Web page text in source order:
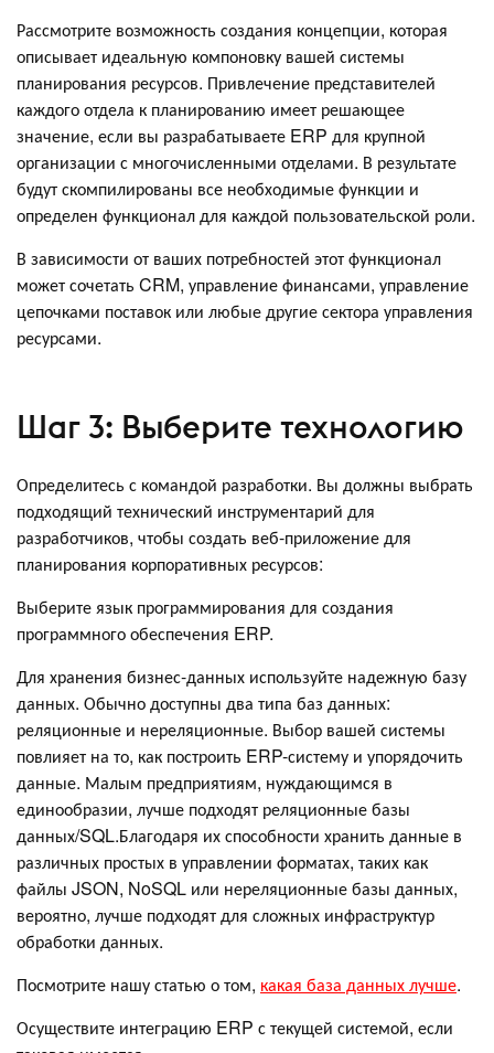
Рассмотрите возможность создания концепции, которая
описывает идеальную компоновку вашей системы
планирования ресурсов. Привлечение представителей
каждого отдела к планированию имеет решающее
значение, если вы разрабатываете ERP для крупной
организации с многочисленными отделами. В результате
будут скомпилированы все необходимые функции и
определен функционал для каждой пользовательской роли.
В зависимости от ваших потребностей этот функционал
может сочетать CRM, управление финансами, управление
цепочками поставок или любые другие сектора управления
ресурсами.
Шаг 3: Выберите технологию
Определитесь с командой разработки. Вы должны выбрать
подходящий технический инструментарий для
разработчиков, чтобы создать веб-приложение для
планирования корпоративных ресурсов:
Выберите язык программирования для создания
программного обеспечения ERP.
Для хранения бизнес-данных используйте надежную базу
данных. Обычно доступны два типа баз данных:
реляционные и нереляционные. Выбор вашей системы
повлияет на то, как построить ERP-систему и упорядочить
данные. Малым предприятиям, нуждающимся в
единообразии, лучше подходят реляционные базы
данных/SQL.Благодаря их способности хранить данные в
различных простых в управлении форматах, таких как
файлы JSON, NoSQL или нереляционные базы данных,
вероятно, лучше подходят для сложных инфраструктур
обработки данных.
Посмотрите нашу статью о том, какая база данных лучше.
Осуществите интеграцию ERP с текущей системой, если